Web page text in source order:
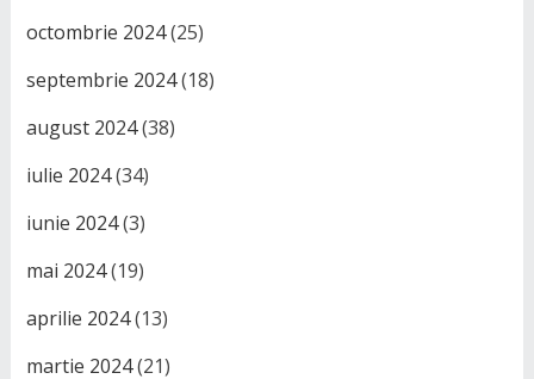
octombrie 2024(25)
septembrie 2024(18)
august 2024(38)
iulie 2024(34)
iunie 2024(3)
mai 2024(19)
aprilie 2024(13)
martie 2024(21)